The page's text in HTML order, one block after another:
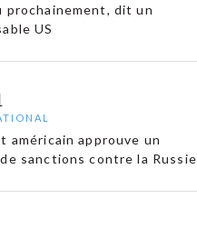
prochainement, dit un
US
américain approuve un
sanctions contre la Russie